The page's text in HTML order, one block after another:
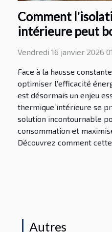
Comment
intérieure peut
Vendredi 16 janvier 2026
Face à la hausse
optimiser l'efficacité
est désormais un enjeu
thermique intérieure se
solution incontournable
consommation et
Découvrez comment cette...
Autres